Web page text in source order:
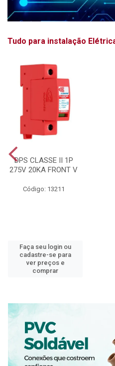
Tudo para instalação
DPS CLASSE II 1P
275V 20KA FRONT V
Código: 13211
Faça seu login ou
cadastre-se para
ver preços e
comprar